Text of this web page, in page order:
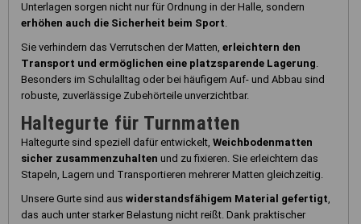
Unterlagen sorgen nicht nur für Ordnung in der Halle, sondern
erhöhen auch die Sicherheit beim Sport.
Sie verhindern das Verrutschen der Matten, erleichtern den
Transport und ermöglichen eine platzsparende Lagerung.
Besonders im Schulalltag oder bei häufigem Auf- und Abbau sind
robuste, zuverlässige Zubehörteile unverzichtbar.
Haltegurte für Turnmatten
Haltegurte sind speziell dafür entwickelt, Weichbodenmatten
sicher zusammenzuhalten und zu fixieren. Sie erleichtern das
Stapeln, Lagern und Transportieren mehrerer Matten gleichzeitig.
Unsere Gurte sind aus widerstandsfähigem Material gefertigt,
das auch unter starker Belastung nicht reißt. Dank praktischer